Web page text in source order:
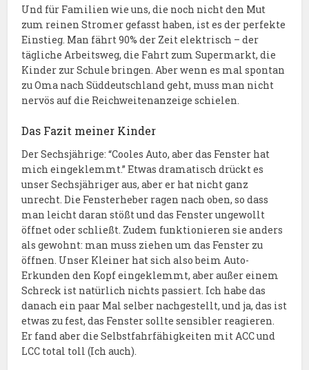
Und für Familien wie uns, die noch nicht den Mut
zum reinen Stromer gefasst haben, ist es der perfekte
Einstieg. Man fährt 90% der Zeit elektrisch – der
tägliche Arbeitsweg, die Fahrt zum Supermarkt, die
Kinder zur Schule bringen. Aber wenn es mal spontan
zu Oma nach Süddeutschland geht, muss man nicht
nervös auf die Reichweitenanzeige schielen.
Das Fazit meiner Kinder
Der Sechsjährige: “Cooles Auto, aber das Fenster hat
mich eingeklemmt.” Etwas dramatisch drückt es
unser Sechsjähriger aus, aber er hat nicht ganz
unrecht. Die Fensterheber ragen nach oben, so dass
man leicht daran stößt und das Fenster ungewollt
öffnet oder schließt. Zudem funktionieren sie anders
als gewohnt: man muss ziehen um das Fenster zu
öffnen. Unser Kleiner hat sich also beim Auto-
Erkunden den Kopf eingeklemmt, aber außer einem
Schreck ist natürlich nichts passiert. Ich habe das
danach ein paar Mal selber nachgestellt, und ja, das ist
etwas zu fest, das Fenster sollte sensibler reagieren.
Er fand aber die Selbstfahrfähigkeiten mit ACC und
LCC total toll (Ich auch).